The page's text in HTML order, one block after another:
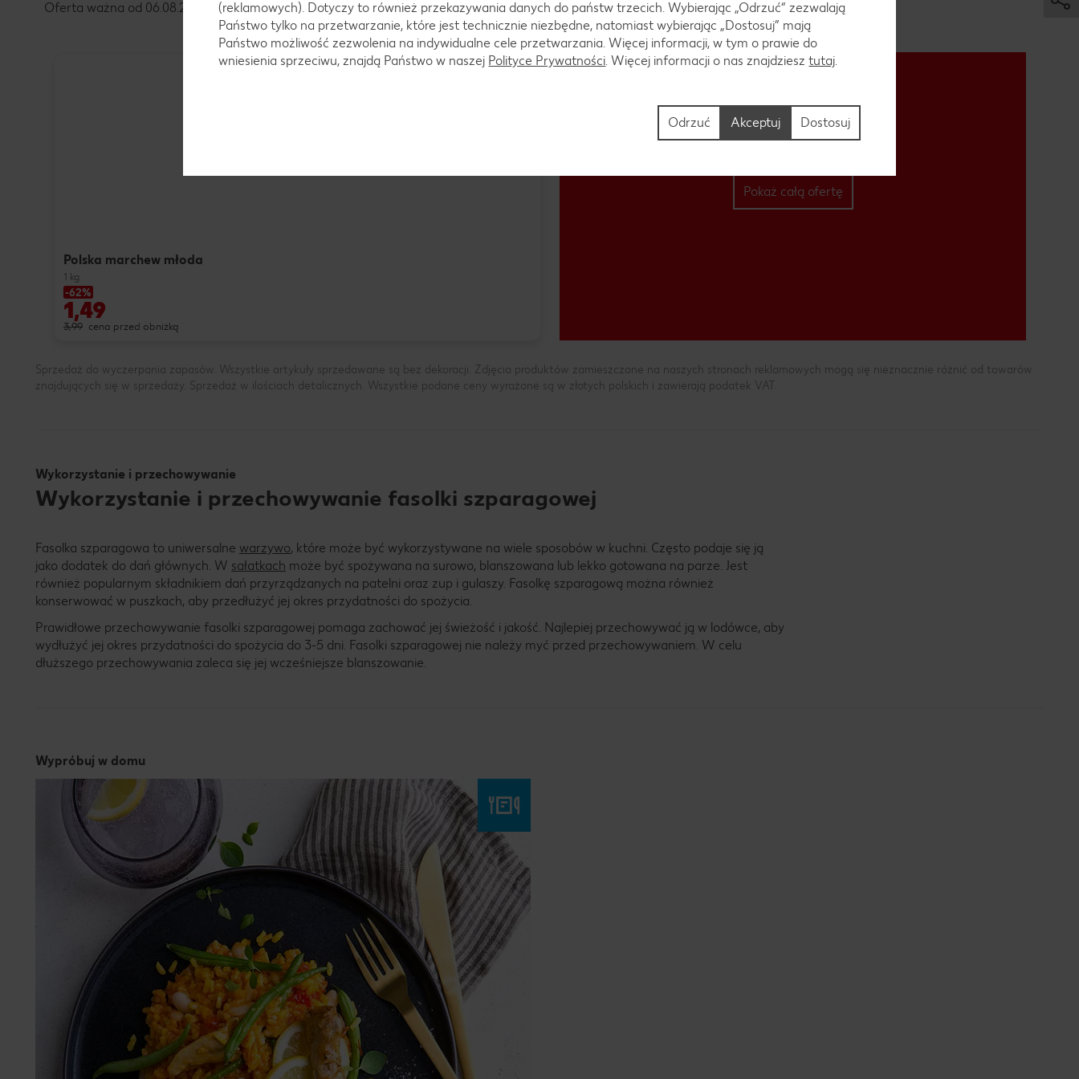
Oferta ważna od 06.08.2026 do 08.08.2026
Polska marchew młoda
1 kg
-62%
1,49
3,99 cena przed obniżką
Pokaż całą ofertę
Sprzedaż do wyczerpania zapasów. Wszystkie artykuły sprzedawane są bez dekoracji. Zdjęcia produktów zamieszczone na naszych stronach reklamowych mogą się nieznacznie różnić od towarów
znajdujących się w sprzedaży. Sprzedaż w ilościach detalicznych. Wszystkie podane ceny wyrażone są w złotych polskich i zawierają podatek VAT.
Wykorzystanie i przechowywanie
Wykorzystanie i przechowywanie fasolki szparagowej
Fasolka szparagowa to uniwersalne warzywo, które może być wykorzystywane na wiele sposobów w kuchni. Często podaje się ją
jako dodatek do dań głównych. W sałatkach może być spożywana na surowo, blanszowana lub lekko gotowana na parze. Jest
również popularnym składnikiem dań przyrządzanych na patelni oraz zup i gulaszy. Fasolkę szparagową można również
konserwować w puszkach, aby przedłużyć jej okres przydatności do spożycia.
Prawidłowe przechowywanie fasolki szparagowej pomaga zachować jej świeżość i jakość. Najlepiej przechowywać ją w lodówce, aby
wydłużyć jej okres przydatności do spożycia do 3-5 dni. Fasolki szparagowej nie należy myć przed przechowywaniem. W celu
dłuższego przechowywania zaleca się jej wcześniejsze blanszowanie.
Wypróbuj w domu
(reklamowych). Dotyczy to również przekazywania danych do państw trzecich. Wybierając „Odrzuć“ zezwalają
Państwo tylko na przetwarzanie, które jest technicznie niezbędne, natomiast wybierając „Dostosuj” mają
Państwo możliwość zezwolenia na indywidualne cele przetwarzania. Więcej informacji, w tym o prawie do
wniesienia sprzeciwu, znajdą Państwo w naszej Polityce Prywatności. Więcej informacji o nas znajdziesztutaj.
Dostosuj
Odrzuć Akceptuj